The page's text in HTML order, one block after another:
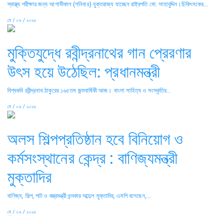
স্বাস্থ্য পরীক্ষার জন্য আগামীকাল (শনিবার) যুক্তরাজ্য যাচ্ছেন রাষ্ট্রপতি মো. সাহাবুদ্দিন।চিকিৎসকের...
মে / ০৯ / ২০২৬
মুক্তিযুদ্ধে রবীন্দ্রনাথের গান প্রেরণার
উৎস হয়ে উঠেছিল: প্রধানমন্ত্রী
বিশ্বকবি রবীন্দ্রনাথ ঠাকুরের ১৬৫তম জন্মবার্ষিকী আজ। বাংলা সাহিত্য ও সংস্কৃতির...
মে / ০৯ / ২০২৬
অলস শিল্পপ্রতিষ্ঠান হবে বিনিয়োগ ও
কর্মসংস্থানের কেন্দ্র : বাণিজ্যমন্ত্রী
মুক্তাদির
বাণিজ্য, শিল্প, পাট ও বস্ত্রমন্ত্রী খন্দকার আব্দুল মুক্তাদির, এমপি বলেছেন,...
মে / ০৯ / ২০২৬